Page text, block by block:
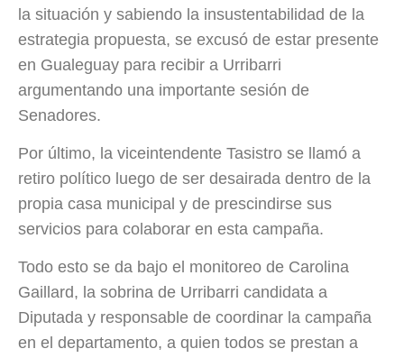
la situación y sabiendo la insustentabilidad de la
estrategia propuesta, se excusó de estar presente
en Gualeguay para recibir a Urribarri
argumentando una importante sesión de
Senadores.
Por último, la viceintendente Tasistro se llamó a
retiro político luego de ser desairada dentro de la
propia casa municipal y de prescindirse sus
servicios para colaborar en esta campaña.
Todo esto se da bajo el monitoreo de Carolina
Gaillard, la sobrina de Urribarri candidata a
Diputada y responsable de coordinar la campaña
en el departamento, a quien todos se prestan a